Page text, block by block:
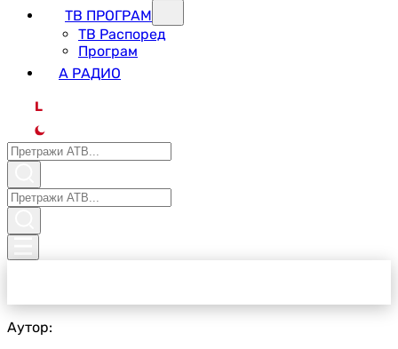
ТВ ПРОГРАМ
ТВ Распоред
Програм
А РАДИО
L
Аутор: